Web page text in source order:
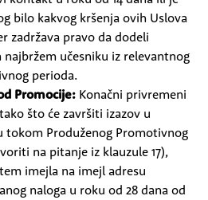
bilo kakvog kršenja ovih Uslova
zadržava pravo da dodeli
najbržem učesniku iz relevantnog
perioda.
Promocije: Konačni privremeni
što će završiti izazov u
tokom Produženog Promotivnog
na pitanje iz klauzule 17),
imejla na imejl adresu
naloga u roku od 28 dana od